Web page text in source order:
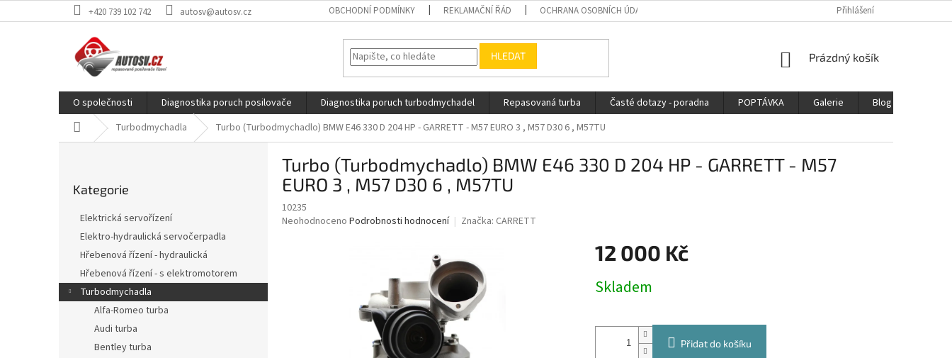
na
+420 739 102 742 autosv@autosv.cz OBCHODNÍ PODMÍNKY REKLAMAČNÍ ŘÁD OCHRANA OSOBNÍCH ÚDAJŮ Přihlášení
HLEDAT
NÁKUPNÍ
Prázdný košík
O společnosti Diagnostika poruch posilovače Diagnostika poruch turbodmychadel Repasovaná turba Časté dotazy - poradna POPTÁVKA Galerie Blog
Domů Turbodmychadla Turbo (Turbodmychadlo) BMW E46 330 D 204 HP - GARRETT - M57 EURO 3 , M57 D30 6 , M57TU
a
kategorie
Kategorie
Elektrická servořízení
Elektro-hydraulická servočerpadla
Hřebenová řízení - hydraulická
Hřebenová řízení - s elektromotorem
Turbodmychadla
Alfa-Romeo turba
Audi turba
Bentley turba
Turbo (Turbodmychadlo) BMW E46 330 D 204 HP - GARRETT - M57
EURO 3 , M57 D30 6 , M57TU
10235
Průměrné
Neohodnoceno Podrobnosti hodnocení Značka: CARRETT
12 000 Kč
cena:
Skladem
Přidat do košíku